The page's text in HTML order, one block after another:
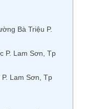
Bà Triệu P.
P. Lam Sơn, Tp
Lam Sơn, Tp